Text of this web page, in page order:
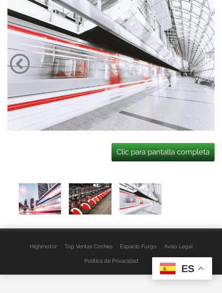
Clic para pantalla completa
Highmotor Top Ventas Coches Espacio Furgo Aviso Legal
Política de Privacidad
ES